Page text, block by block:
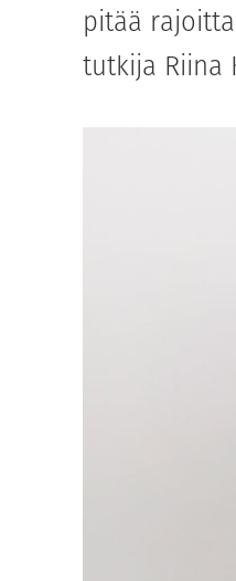
pitää
tutkija Riina